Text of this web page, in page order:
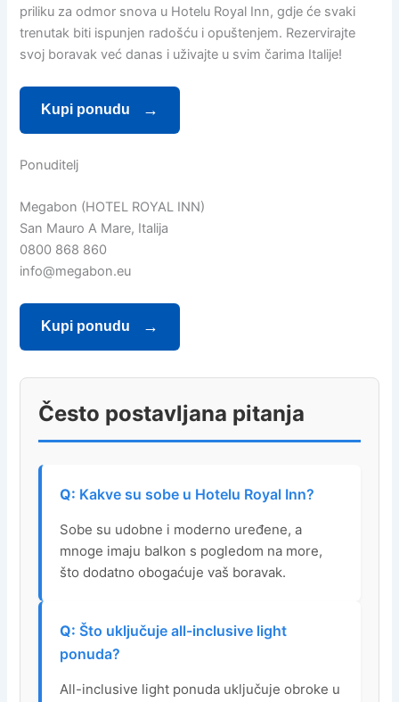
priliku za odmor snova u Hotelu Royal Inn, gdje će svaki
trenutak biti ispunjen radošću i opuštenjem. Rezervirajte
svoj boravak već danas i uživajte u svim čarima Italije!
Kupi ponudu
Ponuditelj
Megabon (HOTEL ROYAL INN)
San Mauro A Mare, Italija
0800 868 860
info@megabon.eu
Kupi ponudu
Često postavljana pitanja
Kakve su sobe u Hotelu Royal Inn?
Sobe su udobne i moderno uređene, a
mnoge imaju balkon s pogledom na more,
što dodatno obogaćuje vaš boravak.
Što uključuje all-inclusive light
ponuda?
All-inclusive light ponuda uključuje obroke u